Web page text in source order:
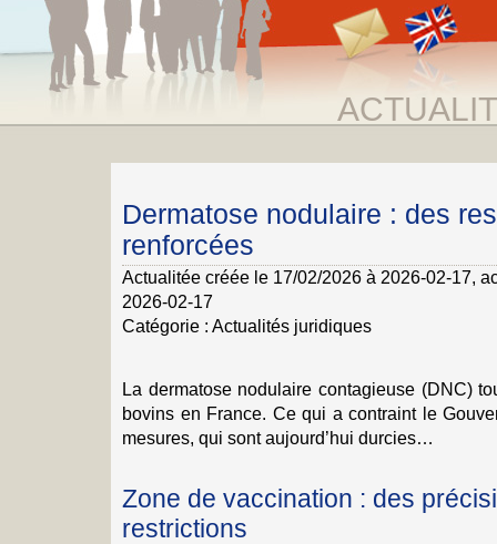
Dermatose nodulaire : des
renforcées
Actualitée créée le 17/02/2026 à 2026-02-17,
2026-02-17
Catégorie : Actualités juridiques
La dermatose nodulaire contagieuse (DNC)
bovins en France. Ce qui a contraint le
mesures, qui sont aujourd’hui durcies…
Zone de vaccination : des
restrictions